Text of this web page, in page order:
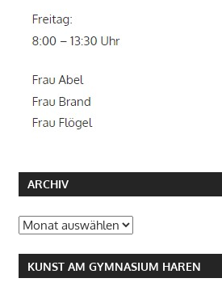
ARCHIV
Archiv
KUNST AM GYMNASIUM HAREN